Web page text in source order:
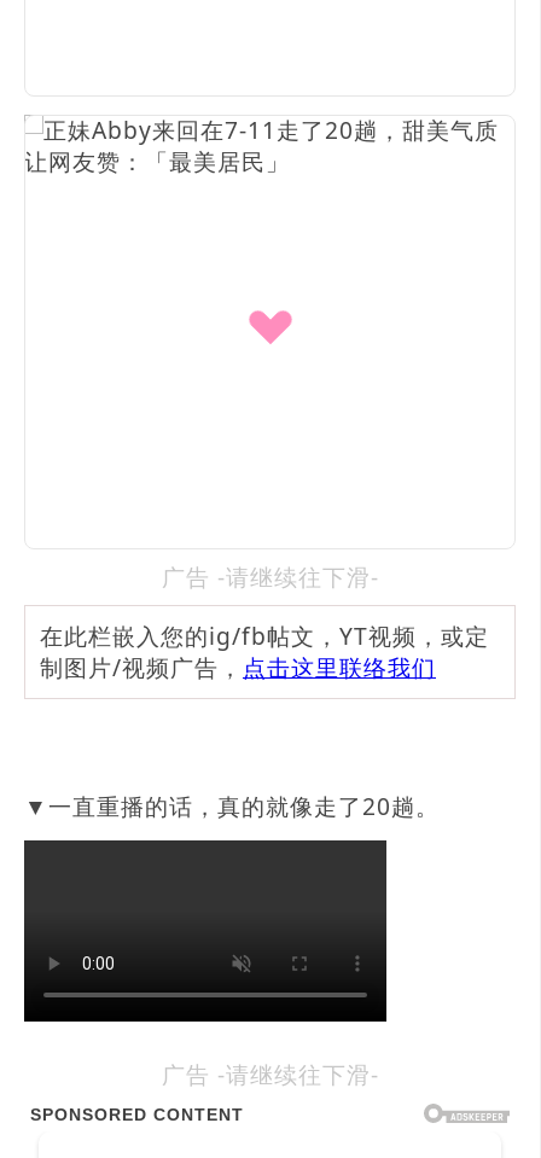
广告 -请继续往下滑-
在此栏嵌入您的ig/fb帖文，YT视频，或定
制图片/视频广告， 点击这里联络我们
▼一直重播的话，真的就像走了20趟。
广告 -请继续往下滑-